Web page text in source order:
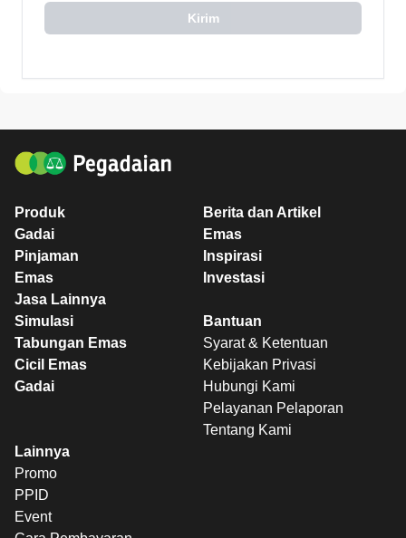
Kirim
Produk
Gadai
Pinjaman
Emas
Jasa Lainnya
Berita dan Artikel
Emas
Inspirasi
Investasi
Simulasi
Tabungan Emas
Cicil Emas
Gadai
Bantuan
Syarat & Ketentuan
Kebijakan Privasi
Hubungi Kami
Pelayanan Pelaporan
Tentang Kami
Lainnya
Promo
PPID
Event